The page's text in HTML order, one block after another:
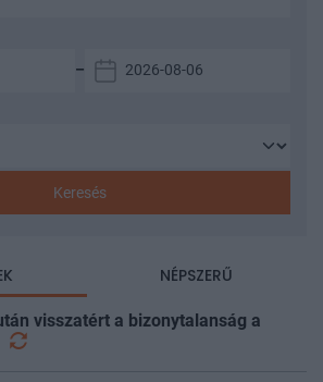
–
Keresés
NÉPSZERŰ
visszatért a bizonytalanság a